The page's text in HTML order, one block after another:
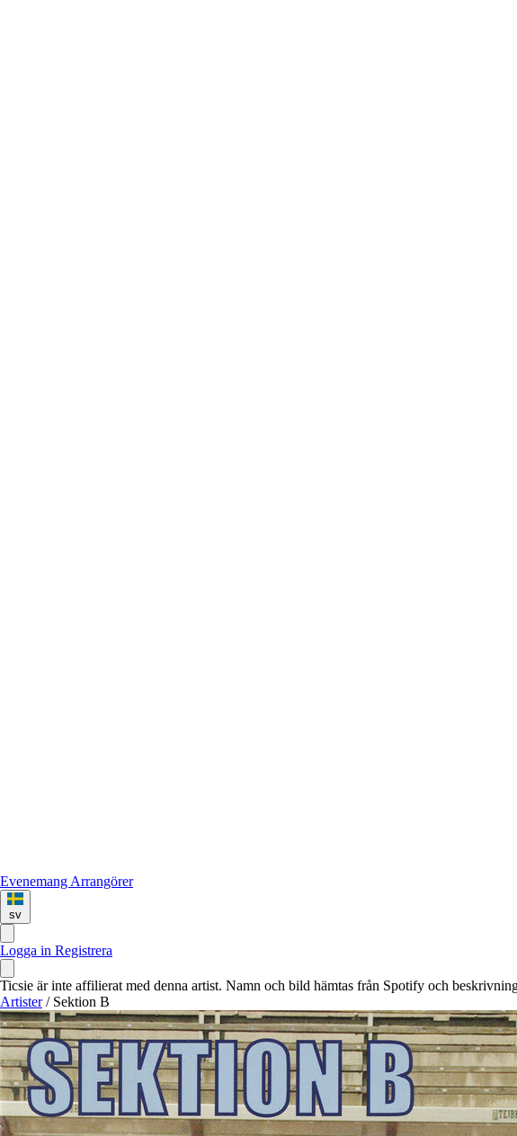
Evenemang Arrangörer
sv
Logga in Registrera
Ticsie är inte affilierat med denna artist. Namn och bild hämtas från Spotify och
Artister / Sektion B